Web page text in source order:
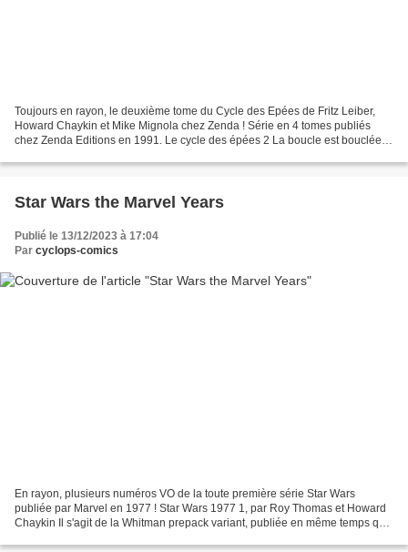
Toujours en rayon, le deuxième tome du Cycle des Epées de Fritz Leiber,
Howard Chaykin et Mike Mignola chez Zenda ! Série en 4 tomes publiés
chez Zenda Editions en 1991. Le cycle des épées 2 La boucle est bouclée,
Star Wars the Marvel Years
Publié le 13/12/2023 à 17:04
Par cyclops-comics
En rayon, plusieurs numéros VO de la toute première série Star Wars
publiée par Marvel en 1977 ! Star Wars 1977 1, par Roy Thomas et Howard
Chaykin Il s'agit de la Whitman prepack variant, publiée en même temps que